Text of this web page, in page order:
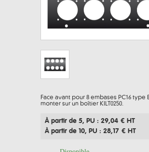
Face avant pour 8 embases PC16 type
monter sur un boîtier KILT0250.
À partir de 5, PU : 29,04 € HT
À partir de 10, PU : 28,17 € HT